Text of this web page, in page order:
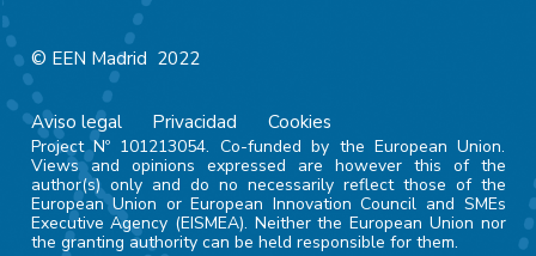
© EEN Madrid 2022
Aviso legal Privacidad Cookies
Project Nº 101213054. Co-funded by the European Union.
Views and opinions expressed are however this of the
author(s) only and do no necessarily reflect those of the
European Union or European Innovation Council and SMEs
Executive Agency (EISMEA). Neither the European Union nor
the granting authority can be held responsible for them.